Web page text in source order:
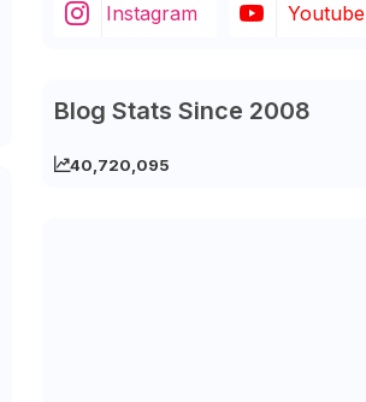
Instagram Youtube
Blog Stats Since 2008
40,720,095